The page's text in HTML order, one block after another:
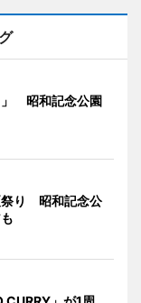
」 昭和記念公園
祭り 昭和記念公